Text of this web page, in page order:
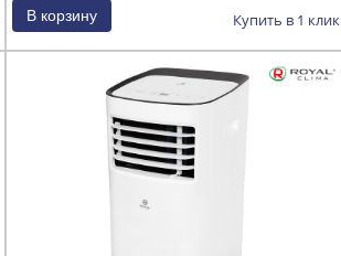
Купить в 1 клик